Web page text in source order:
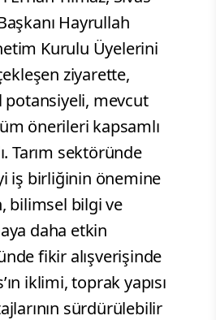
Hayrullah
Kurulu Üyelerini
ziyarette,
potansiyeli, mevcut
önerileri kapsamlı
Tarım sektöründe
iş birliğinin önemine
bilimsel bilgi ve
daha etkin
fikir alışverişinde
iklimi, toprak yapısı
sürdürülebilir